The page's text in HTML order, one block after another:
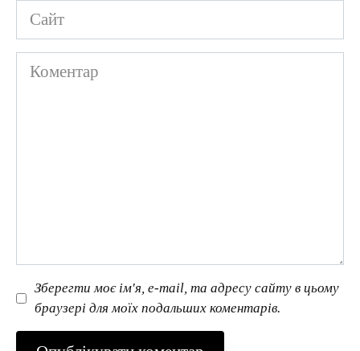
Сайт
Коментар
Зберегти моє ім'я, e-mail, та адресу сайту в цьому
браузері для моїх подальших коментарів.